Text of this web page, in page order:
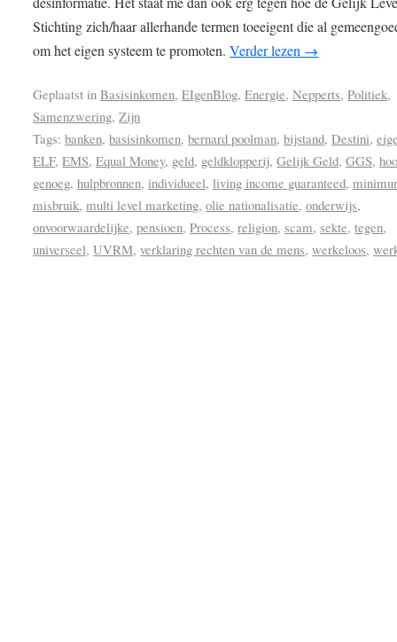
Stichting zich/haar allerhande termen toeeigent die al
om het eigen systeem te promoten.Verder lezen →
Geplaatst in Basisinkomen,EIgenBlog,Energie,Nepperts,Politiek,
Samenzwering,Zijn
Tags: banken,basisinkomen,bernard poolman,bijstand,Destini,
ELF,EMS,Equal Money, geld, geldklopperij,Gelijk Geld,GGS,
genoeg,hulpbronnen,individueel,living income guaranteed,
misbruik,multi level marketing,olie nationalisatie,onderwijs,
onvoorwaardelijke,pensioen,Process,religion,scam,sekte,tegen,
universeel,UVRM,verklaring rechten van de mens,werkeloos,